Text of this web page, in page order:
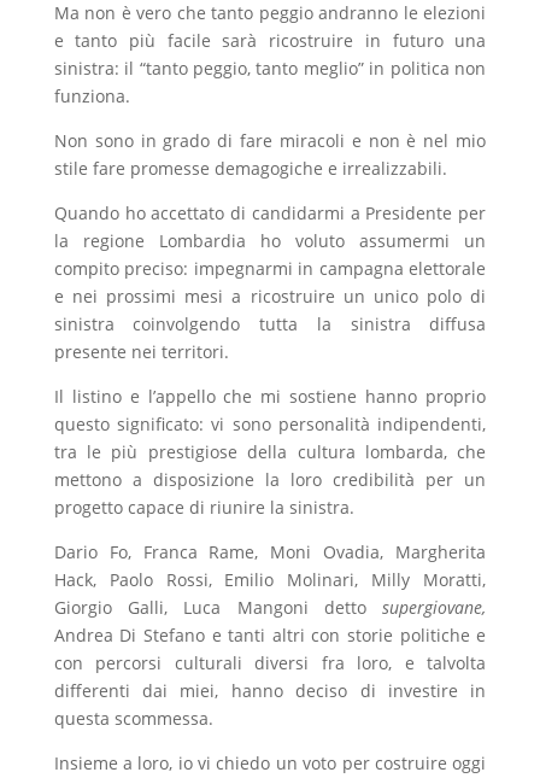
Ma non è vero che tanto peggio andranno le elezioni
e tanto più facile sarà ricostruire in futuro una
sinistra: il “tanto peggio, tanto meglio” in politica non
funziona.
Non sono in grado di fare miracoli e non è nel mio
stile fare promesse demagogiche e irrealizzabili.
Quando ho accettato di candidarmi a Presidente per
la regione Lombardia ho voluto assumermi un
compito preciso: impegnarmi in campagna elettorale
e nei prossimi mesi a ricostruire un unico polo di
sinistra coinvolgendo tutta la sinistra diffusa
presente nei territori.
Il listino e l’appello che mi sostiene hanno proprio
questo significato: vi sono personalità indipendenti,
tra le più prestigiose della cultura lombarda, che
mettono a disposizione la loro credibilità per un
progetto capace di riunire la sinistra.
Dario Fo, Franca Rame, Moni Ovadia, Margherita
Hack, Paolo Rossi, Emilio Molinari, Milly Moratti,
Giorgio Galli, Luca Mangoni dettosupergiovane,
Andrea Di Stefano e tanti altri con storie politiche e
con percorsi culturali diversi fra loro, e talvolta
differenti dai miei, hanno deciso di investire in
questa scommessa.
Insieme a loro, io vi chiedo un voto per costruire oggi